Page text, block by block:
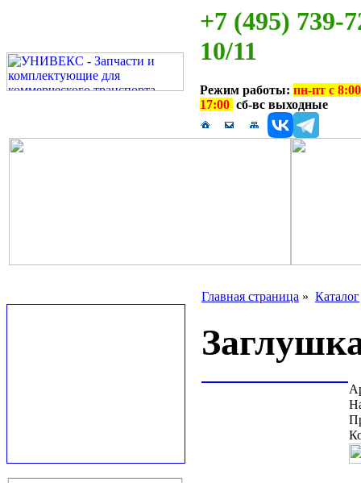
+7 (495) 739-
10/11
Режим работы: пн-пт с
17:00 сб-вс выходные
Главная страница » Каталог